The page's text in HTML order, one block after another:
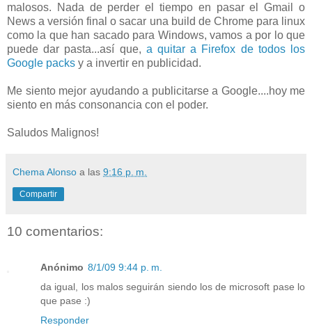
malosos. Nada de perder el tiempo en pasar el Gmail o
News a versión final o sacar una build de Chrome para linux
como la que han sacado para Windows, vamos a por lo que
puede dar pasta...así que, a quitar a Firefox de todos los
Google packs y a invertir en publicidad.
Me siento mejor ayudando a publicitarse a Google....hoy me
siento en más consonancia con el poder.
Saludos Malignos!
Chema Alonso a las 9:16 p. m.
Compartir
10 comentarios:
Anónimo 8/1/09 9:44 p. m.
da igual, los malos seguirán siendo los de microsoft pase lo
que pase :)
Responder